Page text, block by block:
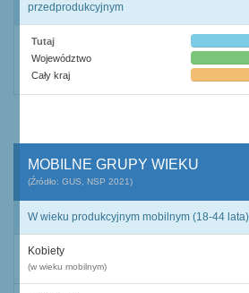
przedprodukcyjnym
Tutaj
Województwo
Cały kraj
MOBILNE GRUPY WIEKU
(Źródło: GUS, NSP 2021)
W wieku produkcyjnym mobilnym (18-44 lata)
Kobiety
(w wieku mobilnym)